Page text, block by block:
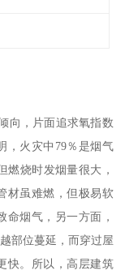
向，片面追求氧指数
，火灾中79％是烟气
燃烧时发烟量很大，
材虽难燃，但极易软
命烟气，另一方面，
部位蔓延，而穿过屋
快。所以，高层建筑